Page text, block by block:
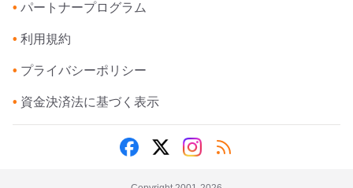
• パートナープログラム
• 利用規約
• プライバシーポリシー
• 資金決済法に基づく表示